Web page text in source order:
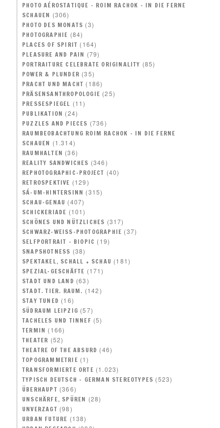
PHOTO AÉROSTATIQUE – ROIM RACHOK – IN DIE FERNE
SCHAUEN (306)
PHOTO DES MONATS (3)
PHOTOGRAPHIE (84)
PLACES OF SPIRIT (164)
PLEASURE AND PAIN (79)
PORTRAITURE CELEBRATE ORIGINALITY (85)
POWER & PLUNDER (35)
PRACHT UND MACHT (186)
PRÄSENSANTHROPOLOGIE (25)
PRESSESPIEGEL (11)
PUBLIKATION (24)
PUZZLES AND PIECES (736)
RAUMBEOBACHTUNG ROIM RACHOK – IN DIE FERNE
SCHAUEN (1.314)
RAUMHALTEN (36)
REALITY SANDWICHES (346)
REPHOTOGRAPHIC-PROJECT (40)
RETROSPEKTIVE (129)
SÁ-UM-HINTERSINN (315)
SCHAU-GENAU (407)
SCHICKERIADE (101)
SCHÖNES UND NÜTZLICHES (317)
SCHWARZ-WEISS-PHOTOGRAPHIE (37)
SELFPORTRAIT – BIOPIC (19)
SNAPSHOTNESS (38)
SPEKTAKEL, SCHALL + SCHAU (181)
SPEZIAL-GESCHÄFTE (171)
STADT UND LAND (63)
STADT. TIER. RAUM. (142)
STAY TUNED (16)
SÜDRAUM LEIPZIG (57)
TACHELES UND TINNEF (5)
TERMIN (166)
THEATER (52)
THEATRE OF THE ABSURD (46)
TOPOGRAMMETRIE (1)
TRANSFORMIERTE ORTE (1.023)
TYPISCH DEUTSCH – GERMAN STEREOTYPES (523)
ÜBERHAUPT (366)
UNSCHÄRFE, SPÜREN (28)
UNVERZAGT (98)
URBAN FUTURE (138)